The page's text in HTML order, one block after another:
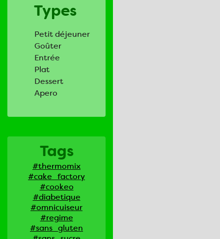
Types
Petit déjeuner
Goûter
Entrée
Plat
Dessert
Apero
Tags
#thermomix
#cake_factory
#cookeo
#diabetique
#omnicuiseur
#regime
#sans_gluten